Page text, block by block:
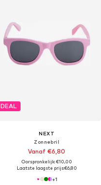
DEAL
NEXT
Zonnebril
Vanaf €6,80
Oorspronkelijk: €10,00
Laatste laagste prijs:€6,80
+1